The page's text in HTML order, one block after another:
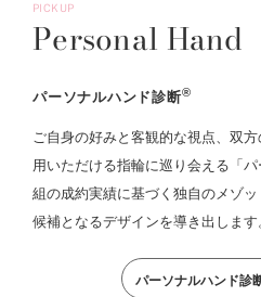
PICKUP
Personal Hand
パーソナルハンド診断®
ご自身の好みと客観的な視点、双
用いただける指輪に巡り会える「
組の成約実績に基づく独自のメゾ
候補となるデザインを導き出します
パーソナルハンド診